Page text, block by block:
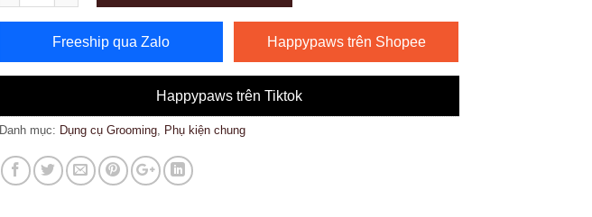
Freeship qua Zalo Happypaws trên Shopee
Happypaws trên Tiktok
Danh mục: Dụng cụ Grooming Phụ kiện chung